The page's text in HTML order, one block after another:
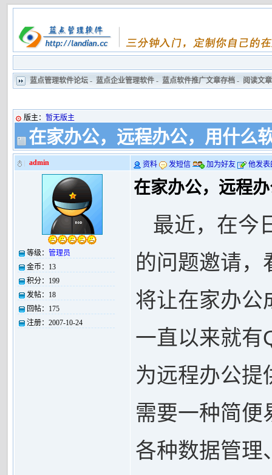
蓝点管理软件论坛- 蓝点企业管理软件- 蓝点软件推广文章存档- 阅读文章
版主： 暂无版主
在家办公，远程办公，用什么
admin 资料 发短信 加为好友 他发表
等级： 管理员
金币：
13
积分：
199
发帖：
18
回帖：
175
注册： 2007-10-24
在家办公，远程
最近，在今
的问题邀请，
将让在家办公
一直以来就有
为远程办公提
需要一种简便
各种数据管理